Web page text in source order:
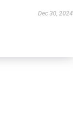
Dec 30, 2024